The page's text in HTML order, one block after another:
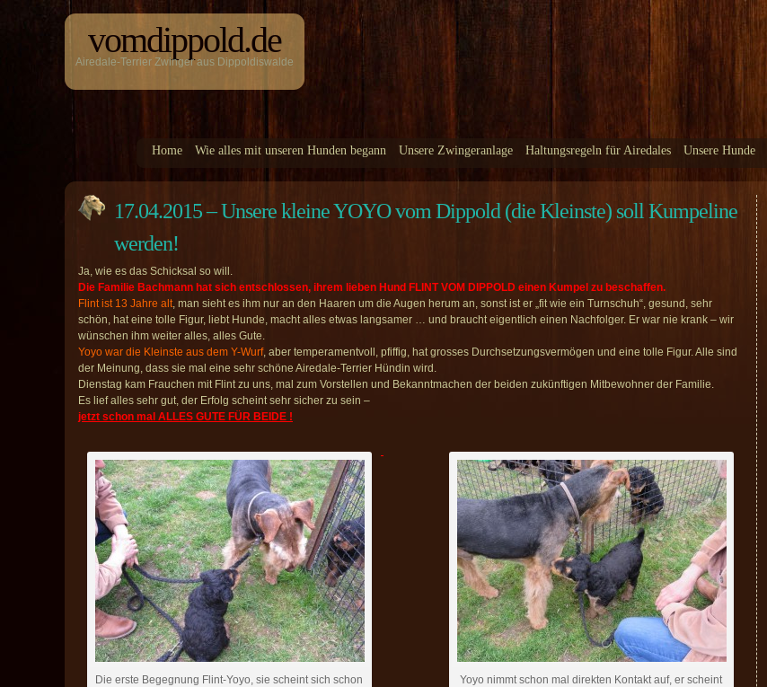
vomdippold.de
Airedale-Terrier Zwinger aus Dippoldiswalde
Home Wie alles mit unseren Hunden begann Unsere Zwingeranlage Haltungsregeln für Airedales Unsere Hunde
17.04.2015 – Unsere kleine YOYO vom Dippold (die Kleinste) soll Kumpeline
werden!
Ja, wie es das Schicksal so will.
Die Familie Bachmann hat sich entschlossen, ihrem lieben Hund FLINT VOM DIPPOLD einen Kumpel zu beschaffen.
Flint ist 13 Jahre alt, man sieht es ihm nur an den Haaren um die Augen herum an, sonst ist er „fit wie ein Turnschuh“, gesund, sehr
schön, hat eine tolle Figur, liebt Hunde, macht alles etwas langsamer … und braucht eigentlich einen Nachfolger. Er war nie krank – wir
wünschen ihm weiter alles, alles Gute.
Yoyo war die Kleinste aus dem Y-Wurf, aber temperamentvoll, pfiffig, hat grosses Durchsetzungsvermögen und eine tolle Figur. Alle sind
der Meinung, dass sie mal eine sehr schöne Airedale-Terrier Hündin wird.
Dienstag kam Frauchen mit Flint zu uns, mal zum Vorstellen und Bekanntmachen der beiden zukünftigen Mitbewohner der Familie.
Es lief alles sehr gut, der Erfolg scheint sehr sicher zu sein –
jetzt schon mal ALLES GUTE FÜR BEIDE !
Die erste Begegnung Flint-Yoyo, sie scheint sich schon
Yoyo nimmt schon mal direkten Kontakt auf, er scheint